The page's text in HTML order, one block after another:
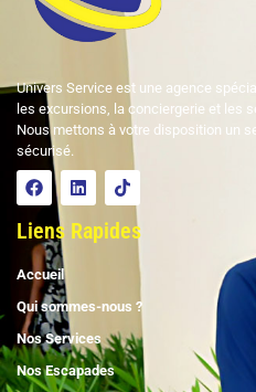
Univers Service est une agence
les excursions, la conciergerie et les
Nous mettons à votre disposition un
sécurisé.
Liens Rapides
Accueil
Qui sommes-nous ?
Nos Services
Nos Escapades